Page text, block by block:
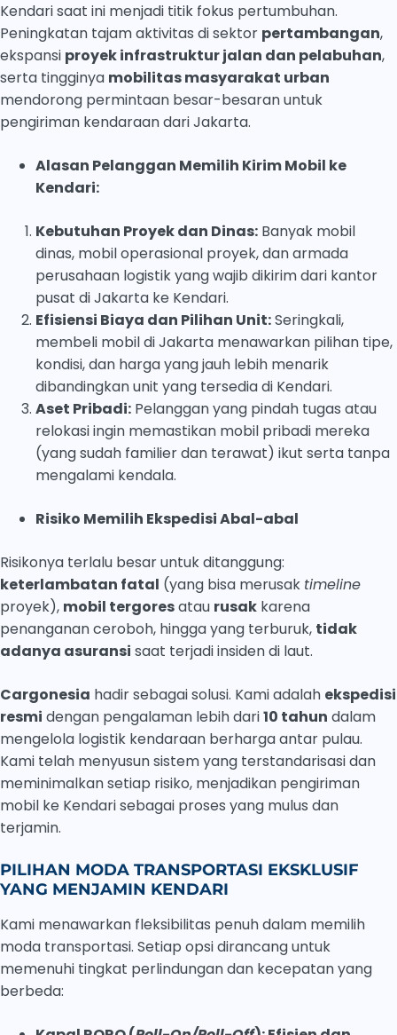
Kendari saat ini menjadi titik fokus pertumbuhan.
Peningkatan tajam aktivitas di sektor pertambangan,
ekspansi proyek infrastruktur jalan dan pelabuhan,
serta tingginya mobilitas masyarakat urban
mendorong permintaan besar-besaran untuk
pengiriman kendaraan dari Jakarta.
Alasan Pelanggan Memilih Kirim Mobil ke
Kendari:
Kebutuhan Proyek dan Dinas: Banyak mobil
dinas, mobil operasional proyek, dan armada
perusahaan logistik yang wajib dikirim dari kantor
pusat di Jakarta ke Kendari.
Efisiensi Biaya dan Pilihan Unit:Seringkali,
membeli mobil di Jakarta menawarkan pilihan tipe,
kondisi, dan harga yang jauh lebih menarik
dibandingkan unit yang tersedia di Kendari.
Aset Pribadi: Pelanggan yang pindah tugas atau
relokasi ingin memastikan mobil pribadi mereka
(yang sudah familier dan terawat) ikut serta tanpa
mengalami kendala.
Risiko Memilih Ekspedisi Abal-abal
Risikonya terlalu besar untuk ditanggung:
keterlambatan fatal (yang bisa merusak timeline
proyek), mobil tergoresatau rusak karena
penanganan ceroboh, hingga yang terburuk, tidak
adanya asuransi saat terjadi insiden di laut.
Cargonesia hadir sebagai solusi. Kami adalah ekspedisi
resmi dengan pengalaman lebih dari10 tahun dalam
mengelola logistik kendaraan berharga antar pulau.
Kami telah menyusun sistem yang terstandarisasi dan
meminimalkan setiap risiko, menjadikan pengiriman
mobil ke Kendari sebagai proses yang mulus dan
terjamin.
PILIHAN MODA TRANSPORTASI EKSKLUSIF
YANG MENJAMIN KENDARI
Kami menawarkan fleksibilitas penuh dalam memilih
moda transportasi. Setiap opsi dirancang untuk
memenuhi tingkat perlindungan dan kecepatan yang
berbeda: